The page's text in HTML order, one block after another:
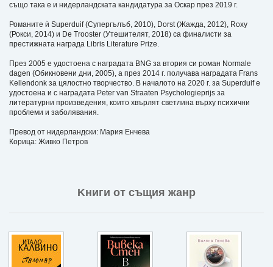
също така е и нидерландската кандидатура за Оскар през 2019 г.
Романите ѝ Superduif (Супергълъб, 2010), Dorst (Жажда, 2012), Roxy
(Рокси, 2014) и De Trooster (Утешителят, 2018) са финалисти за
престижната награда Libris Literature Prize.
През 2005 е удостоена с наградата BNG за втория си роман Normale
dagen (Обикновени дни, 2005), а през 2014 г. получава наградата Frans
Kellendonk за цялостно творчество. В началото на 2020 г. за Superduif е
удостоена и с наградата Peter van Straaten Psychologieprijs за
литературни произведения, които хвърлят светлина върху психични
проблеми и заболявания.
Превод от нидерландски: Мария Енчева
Корица: Живко Петров
Kниги от същия жанр